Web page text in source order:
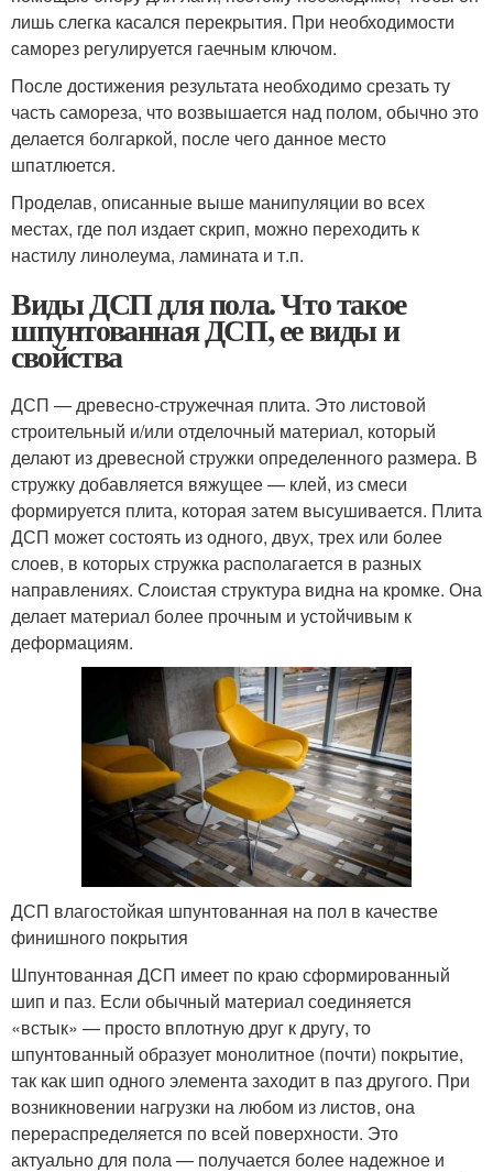
лишь слегка касался перекрытия. При необходимости
саморез регулируется гаечным ключом.
После достижения результата необходимо срезать ту
часть самореза, что возвышается над полом, обычно это
делается болгаркой, после чего данное место
шпатлюется.
Проделав, описанные выше манипуляции во всех
местах, где пол издает скрип, можно переходить к
настилу линолеума, ламината и т.п.
Виды ДСП для пола. Что такое
шпунтованная ДСП, ее виды и
свойства
ДСП — древесно-стружечная плита. Это листовой
строительный и/или отделочный материал, который
делают из древесной стружки определенного размера. В
стружку добавляется вяжущее — клей, из смеси
формируется плита, которая затем высушивается. Плита
ДСП может состоять из одного, двух, трех или более
слоев, в которых стружка располагается в разных
направлениях. Слоистая структура видна на кромке. Она
делает материал более прочным и устойчивым к
деформациям.
ДСП влагостойкая шпунтованная на пол в качестве
финишного покрытия
Шпунтованная ДСП имеет по краю сформированный
шип и паз. Если обычный материал соединяется
«встык» — просто вплотную друг к другу, то
шпунтованный образует монолитное (почти) покрытие,
так как шип одного элемента заходит в паз другого. При
возникновении нагрузки на любом из листов, она
перераспределяется по всей поверхности. Это
актуально для пола — получается более надежное и